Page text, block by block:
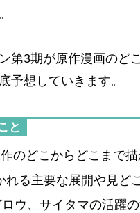
第3期が原作漫画のど
予想していきます。
と
のどこからどこまで
れる主要な展開や見ど
ウ、サイタマの活躍